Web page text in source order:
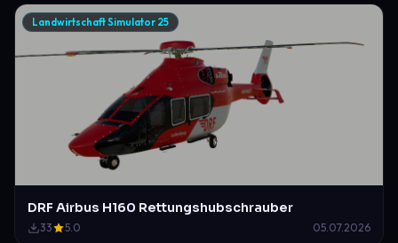
Landwirtschaft Simulator 25
DRF Airbus H160 Rettungshubschrauber
33 5.0 05.07.2026